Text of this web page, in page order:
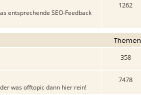
entsprechende SEO-Feedback
1262
Themen
358
was offtopic dann hier rein!
7478